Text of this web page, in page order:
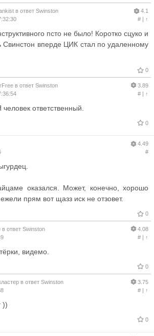
в ответ Swinston
4.1
#| ↑
псто не было! Коротко сцуко и
Свинстон вперде ЦИК стал по удаленному
0
в ответ Swinston
3.89
#| ↑
ответственный.
0
4.49
#
оказался. Может, конечно, хорошо
прям вот щазз иск не отзовет.
0
в ответ Swinston
4.08
#| ↑
видемо.
0
в ответ Swinston
3.75
#| ↑
))
0